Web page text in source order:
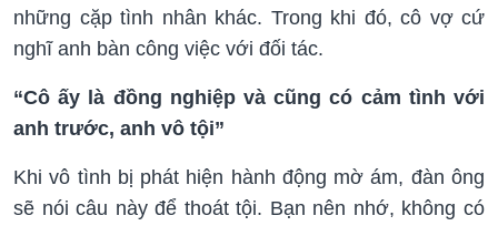
những cặp tình nhân khác. Trong khi đó, cô vợ cứ
nghĩ anh bàn công việc với đối tác.
“Cô ấy là đồng nghiệp và cũng có cảm tình với
anh trước, anh vô tội”
Khi vô tình bị phát hiện hành động mờ ám, đàn ông
sẽ nói câu này để thoát tội. Bạn nên nhớ, không có